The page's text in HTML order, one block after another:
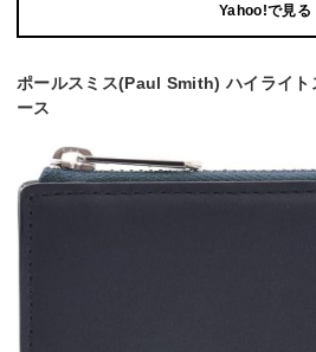
Yahoo!で見る
ポールスミス(Paul Smith) ハイライト
ース